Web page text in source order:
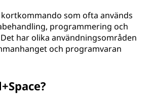
kortkommando som ofta används
programmering och
har olika användningsområden
och programvaran